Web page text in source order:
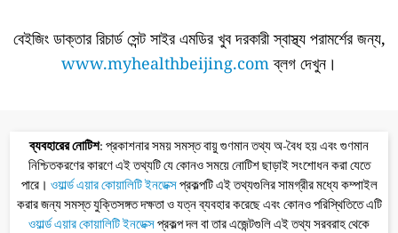
বেইজিং ডাক্তার রিচার্ড সেন্ট সাইর এমডির খুব দরকারী স্বাস্থ্য পরামর্শের জন্য,
www.myhealthbeijing.comব্লগ দেখুন।
ব্যবহারের নোটিশ: প্রকাশনার সময় সমস্ত বায়ু গুণমান তথ্য অ-বৈধ হয় এবং গুণমান
নিশ্চিতকরণের কারণে এই তথ্যটি যে কোনও সময়ে নোটিশ ছাড়াই সংশোধন করা যেতে
পারে। ওয়ার্ল্ড এয়ার কোয়ালিটি ইনডেক্সপ্রকল্পটি এই তথ্যগুলির সামগ্রীর মধ্যে কম্পাইল
করার জন্য সমস্ত যুক্তিসঙ্গত দক্ষতা ও যত্ন ব্যবহার করেছে এবং কোনও পরিস্থিতিতে এটি
ওয়ার্ল্ড এয়ার কোয়ালিটি ইনডেক্সপ্রকল্প দল বা তার এজেন্টগুলি এই তথ্য সরবরাহ থেকে